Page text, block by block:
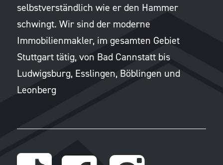
selbstverständlich wie er den Hammer
schwingt. Wir sind der moderne
Immobilienmakler, im gesamten Gebiet
Stuttgart tätig, von Bad Cannstatt bis
Ludwigsburg, Esslingen, Böblingen und
Leonberg